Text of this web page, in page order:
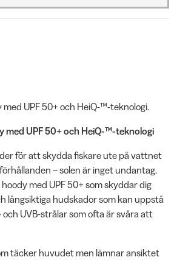
med UPF 50+ och HeiQ-™-teknologi.
med UPF 50+ och HeiQ-™-teknologi
för att skydda fiskare ute på vattnet
– solen är inget undantag.
med UPF 50+ som skyddar dig
långsiktiga hudskador som kan uppstå
UVB-strålar som ofta är svåra att
täcker huvudet men lämnar ansiktet